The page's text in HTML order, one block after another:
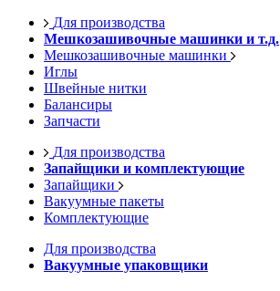
Для производства
Мешкозашивочные машинки и т.д.
Мешкозашивочные машинки
Иглы
Швейные нитки
Балансиры
Запчасти
Для производства
Запайщики и комплектующие
Запайщики
Вакуумные пакеты
Комплектующие
Для производства
Вакуумные упаковщики